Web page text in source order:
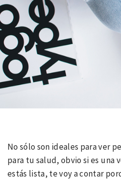
No sólo son ideales para ver
para tu salud, obvio si es una
estás lista, te voy a contar